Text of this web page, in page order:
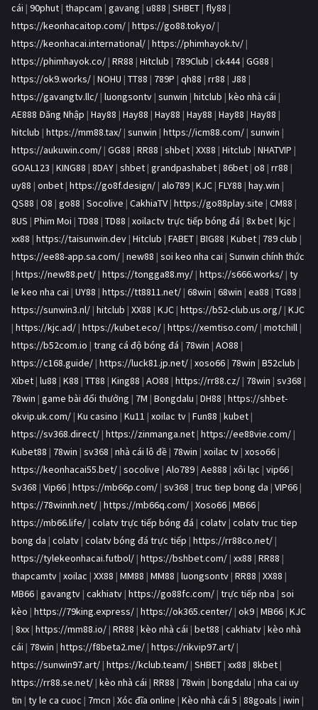
cái | 90phut | thapcam | gavang | u888 | SHBET | fly88 |
https://keonhacaitop.com/ | https://go88.tokyo/ |
https://keonhacai.international/ | https://phimhayok.tv/ |
https://phimhayok.co/ | RR88 | Hitclub | 789Club | ck444| GG88 |
https://ok9.works/ | NOHU | TT88 | 789P | qh88 | rr88 | J88 |
https://gavangtv.llc/ | luongsontv | sunwin | hitclub | kèo nhà cái |
AE888 Đăng Nhập | Hay88 | Hay88 | Hay88 | Hay88 | Hay88 | Hay88 |
hitclub | https://mm88.tax/ | sunwin | https://icm88.com/ | sunwin |
https://aukuwin.com/ | GG88 | RR88 | shbet | XX88 | Hitclub | NHATVIP |
GOAL123 | KING88 | 8DAY | shbet | grandpashabet | 86bet | o8 | rr88 |
uy88 | onbet | https://go8f.design/ | alo789 | KJC | FLY88 | hay.win |
QS88 | O8 | go88 | Socolive | CakhiaTV | https://go88play.site | CM88 |
8US | Phim Moi | TD88 | TD88 | xoilactv trực tiếp bóng đá | 8x bet | kjc |
xx88 | https://taisunwin.dev | Hitclub | FABET | BIG88 | Kubet | 789 club |
https://ee88-app.sa.com/ | new88 | soi keo nha cai | Sunwin chính thức
| https://new88.pet/ | https://tongga88.my/ | https://s666.works/ | ty
le keo nha cai | UY88 | https://tt8811.net/ | 68win | 68win | ea88 | TG88 |
https://sunwin3.nl/ | hitclub | XX88 | KJC | https://b52-club.us.org/ | KJC
| https://kjc.ad/ | https://kubet.eco/ | https://xemtiso.com/ | motchill |
https://b52com.io | trang cá độ bóng đá | 78win | AO88 |
https://c168.guide/ | https://luck81.jp.net/ | xoso66 | 78win | B52club |
Xibet | lu88 | K88 | TT88 | King88 | AO88 | https://rr88.cz/ | 78win | sv368 |
78win | game bài đổi thưởng | 7M | Bongdalu | DH88 | https://shbet-
okvip.uk.com/ | Ku casino | Ku11 | xoilac tv | Fun88 | kubet |
https://sv368.direct/ | https://zinmanga.net | https://ee88vie.com/ |
Kubet88 | 78win | sv368 | nhà cái lô đề | 78win | xoilac tv | xoso66 |
https://keonhacai55.bet/ | socolive | Alo789 | Ae888 | xôi lạc | vip66 |
Sv368 | Vip66 | https://mb66p.com/ | sv368 | truc tiep bong da | VIP66 |
https://78winnh.net/ | https://mb66q.com/ | Xoso66 | MB66 |
https://mb66.life/ | colatv trực tiếp bóng đá | colatv | colatv truc tiep
bong da | colatv | colatv bóng đá trực tiếp | https://rr88co.net/ |
https://tylekeonhacai.futbol/ | https://bshbet.com/ | xx88 | RR88 |
thapcamtv | xoilac | XX88 | MM88 | MM88 | luongsontv | RR88 | XX88 |
MB66 | gavangtv | cakhiatv | https://go88fc.com/ | trực tiếp nba | soi
kèo | https://79king.express/ | https://ok365.center/ | ok9 | MB66 | KJC
| 8xx | https://mm88.io/ | RR88 | kèo nhà cái | bet88 | cakhiatv | kèo nhà
cái | 78win | https://f8beta2.me/ | https://rikvip97.art/ |
https://sunwin97.art/ | https://kclub.team/ | SHBET | xx88 | 8kbet |
https://rr88.se.net/ | kèo nhà cái | RR88 | 78win | bongdalu | nha cai uy
tin | ty le ca cuoc | 7mcn | Xóc đĩa online | Kèo nhà cái 5 | 88goals | iwin |